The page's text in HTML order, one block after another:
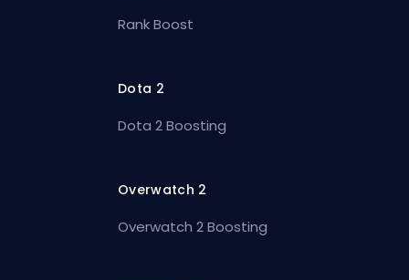
Rank Boost
Dota 2
Dota 2 Boosting
Overwatch 2
Overwatch 2 Boosting